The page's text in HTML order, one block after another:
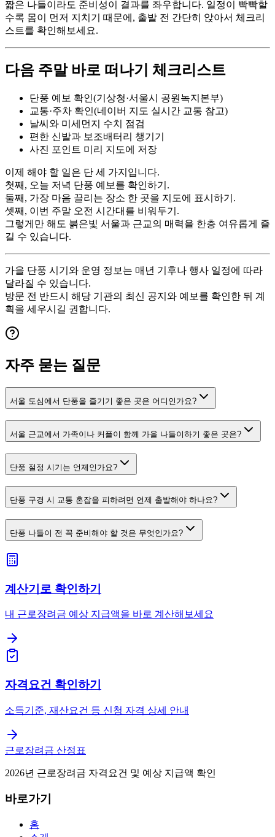
짧은 나들이라도 준비성이 결과를 좌우합니다. 일정이 빡빡할
수록 몸이 먼저 지치기 때문에, 출발 전 간단히 앉아서 체크리
스트를 확인해보세요.
다음 주말 바로 떠나기 체크리스트
단풍 예보 확인(기상청·서울시 공원녹지본부)
교통·주차 확인(네이버 지도 실시간 교통 참고)
날씨와 미세먼지 수치 점검
편한 신발과 보조배터리 챙기기
사진 포인트 미리 지도에 저장
이제 해야 할 일은 단 세 가지입니다.
첫째, 오늘 저녁 단풍 예보를 확인하기.
둘째, 가장 마음 끌리는 장소 한 곳을 지도에 표시하기.
셋째, 이번 주말 오전 시간대를 비워두기.
그렇게만 해도 붉은빛 서울과 근교의 매력을 한층 여유롭게 즐
길 수 있습니다.
가을 단풍 시기와 운영 정보는 매년 기후나 행사 일정에 따라
달라질 수 있습니다.
방문 전 반드시 해당 기관의 최신 공지와 예보를 확인한 뒤 계
획을 세우시길 권합니다.
자주 묻는 질문
서울 도심에서 단풍을 즐기기 좋은 곳은 어디인가요?
서울 근교에서 가족이나 커플이 함께 가을 나들이하기 좋은 곳은?
단풍 절정 시기는 언제인가요?
단풍 구경 시 교통 혼잡을 피하려면 언제 출발해야 하나요?
단풍 나들이 전 꼭 준비해야 할 것은 무엇인가요?
계산기로 확인하기
내 근로장려금 예상 지급액을 바로 계산해보세요
자격요건 확인하기
소득기준, 재산요건 등 신청 자격 상세 안내
근로장려금 산정표
2026년 근로장려금 자격요건 및 예상 지급액 확인
바로가기
홈